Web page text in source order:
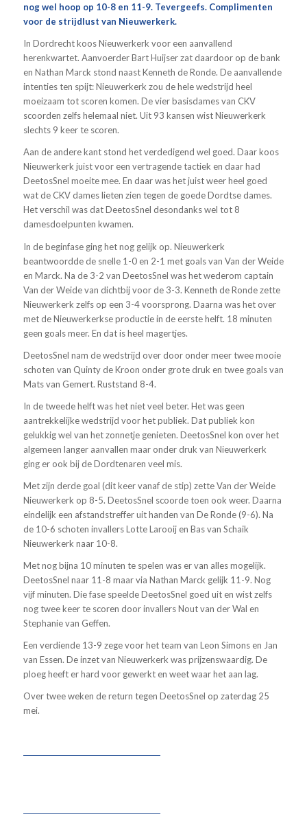
nog wel hoop op 10-8 en 11-9. Tevergeefs. Complimenten
voor de strijdlust van Nieuwerkerk.
In Dordrecht koos Nieuwerkerk voor een aanvallend
herenkwartet. Aanvoerder Bart Huijser zat daardoor op de bank
en Nathan Marck stond naast Kenneth de Ronde. De aanvallende
intenties ten spijt: Nieuwerkerk zou de hele wedstrijd heel
moeizaam tot scoren komen. De vier basisdames van CKV
scoorden zelfs helemaal niet. Uit 93 kansen wist Nieuwerkerk
slechts 9 keer te scoren.
Aan de andere kant stond het verdedigend wel goed. Daar koos
Nieuwerkerk juist voor een vertragende tactiek en daar had
DeetosSnel moeite mee. En daar was het juist weer heel goed
wat de CKV dames lieten zien tegen de goede Dordtse dames.
Het verschil was dat DeetosSnel desondanks wel tot 8
damesdoelpunten kwamen.
In de beginfase ging het nog gelijk op. Nieuwerkerk
beantwoordde de snelle 1-0 en 2-1 met goals van Van der Weide
en Marck. Na de 3-2 van DeetosSnel was het wederom captain
Van der Weide van dichtbij voor de 3-3. Kenneth de Ronde zette
Nieuwerkerk zelfs op een 3-4 voorsprong. Daarna was het over
met de Nieuwerkerkse productie in de eerste helft. 18 minuten
geen goals meer. En dat is heel magertjes.
DeetosSnel nam de wedstrijd over door onder meer twee mooie
schoten van Quinty de Kroon onder grote druk en twee goals van
Mats van Gemert. Ruststand 8-4.
In de tweede helft was het niet veel beter. Het was geen
aantrekkelijke wedstrijd voor het publiek. Dat publiek kon
gelukkig wel van het zonnetje genieten. DeetosSnel kon over het
algemeen langer aanvallen maar onder druk van Nieuwerkerk
ging er ook bij de Dordtenaren veel mis.
Met zijn derde goal (dit keer vanaf de stip) zette Van der Weide
Nieuwerkerk op 8-5. DeetosSnel scoorde toen ook weer. Daarna
eindelijk een afstandstreffer uit handen van De Ronde (9-6). Na
de 10-6 schoten invallers Lotte Larooij en Bas van Schaik
Nieuwerkerk naar 10-8.
Met nog bijna 10 minuten te spelen was er van alles mogelijk.
DeetosSnel naar 11-8 maar via Nathan Marck gelijk 11-9. Nog
vijf minuten. Die fase speelde DeetosSnel goed uit en wist zelfs
nog twee keer te scoren door invallers Nout van der Wal en
Stephanie van Geffen.
Een verdiende 13-9 zege voor het team van Leon Simons en Jan
van Essen. De inzet van Nieuwerkerk was prijzenswaardig. De
ploeg heeft er hard voor gewerkt en weet waar het aan lag.
Over twee weken de return tegen DeetosSnel op zaterdag 25
mei.